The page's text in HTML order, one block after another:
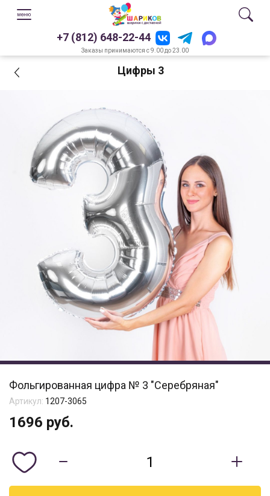
+7 (812) 648-22-44
Заказы принимаются с 9.00 до 23.00
Цифры 3
Фольгированная цифра № 3 "Серебряная"
Артикул: 1207-3065
1696 руб.